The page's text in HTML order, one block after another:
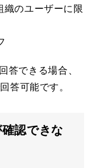
織のユーザーに限
答できる場合、
答可能です。
認できな